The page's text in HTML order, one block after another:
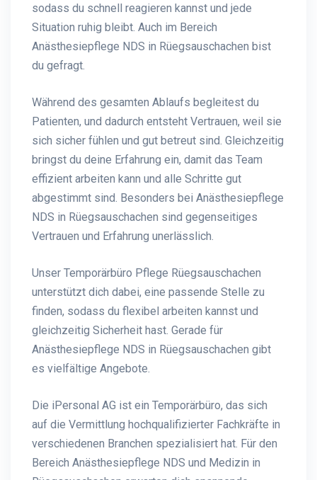
sodass du schnell reagieren kannst und jede
Situation ruhig bleibt. Auch im Bereich
Anästhesiepflege NDS in Rüegsauschachen bist
du gefragt.
Während des gesamten Ablaufs begleitest du
Patienten, und dadurch entsteht Vertrauen, weil sie
sich sicher fühlen und gut betreut sind. Gleichzeitig
bringst du deine Erfahrung ein, damit das Team
effizient arbeiten kann und alle Schritte gut
abgestimmt sind. Besonders bei Anästhesiepflege
NDS in Rüegsauschachen sind gegenseitiges
Vertrauen und Erfahrung unerlässlich.
Unser Temporärbüro Pflege Rüegsauschachen
unterstützt dich dabei, eine passende Stelle zu
finden, sodass du flexibel arbeiten kannst und
gleichzeitig Sicherheit hast. Gerade für
Anästhesiepflege NDS in Rüegsauschachen gibt
es vielfältige Angebote.
Die iPersonal AG ist ein Temporärbüro, das sich
auf die Vermittlung hochqualifizierter Fachkräfte in
verschiedenen Branchen spezialisiert hat. Für den
Bereich Anästhesiepflege NDS und Medizin in